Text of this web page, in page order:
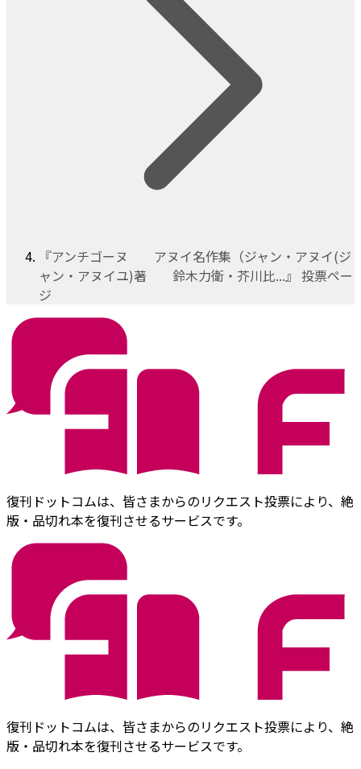
『アンチゴーヌ アヌイ名作集（ジャン・アヌイ(ジ
ャン・アヌイユ)著 鈴木力衛・芥川比...』 投票ペー
ジ
復刊ドットコムは、皆さまからのリクエスト投票により、絶
版・品切れ本を復刊させるサービスです。
復刊ドットコムは、皆さまからのリクエスト投票により、絶
版・品切れ本を復刊させるサービスです。